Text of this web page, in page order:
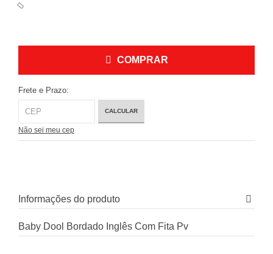
COMPRAR
Frete e Prazo:
CALCULAR
Não sei meu cep
Informações do produto
Baby Dool Bordado Inglês Com Fita Pv